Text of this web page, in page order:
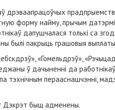
форму найму, прычым
дапушчалася толькі са
былі пакрыць грашовыя
«Гомельдрэў»,
ў дачыненні да
тэхнічным перааснашчэнні,
Дэкрэт быщ адменены.